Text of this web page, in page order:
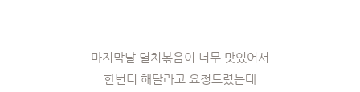
마지막날 멸치볶음이 너무 맛있어서
한번더 해달라고 요청드렸는데